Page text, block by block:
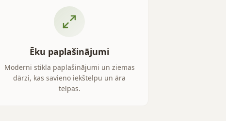
Ēku paplašinājumi
Moderni stikla paplašinājumi un ziemas
dārzi, kas savieno iekštelpu un āra
telpas.